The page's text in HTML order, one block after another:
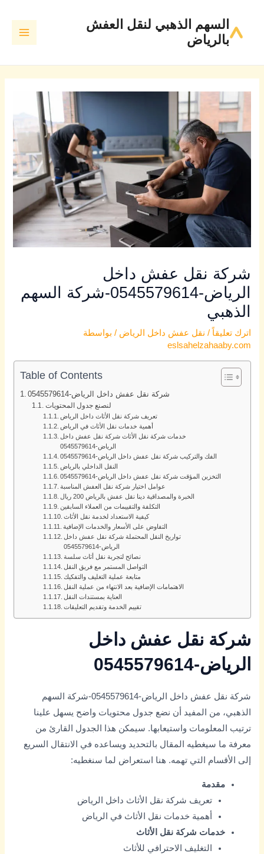
المحتوى
السهم الذهبي لنقل العفش
بالرياض
شركة نقل عفش داخل
الرياض-0545579614-شركة السهم
الذهبي
اترك تعليقاً / نقل عفش داخل الرياض / بواسطة
eslsahelzahaaby.com
Table of Contents
شركة نقل عفش داخل الرياض-0545579614
لنصنع جدول المحتويات
تعريف شركة نقل الأثاث داخل الرياض
أهمية خدمات نقل الأثاث في الرياض
خدمات شركة نقل الأثاث شركة نقل عفش داخل
الرياض-0545579614
الفك والتركيب شركة نقل عفش داخل الرياض-0545579614
النقل الداخلي بالرياض
التخزين المؤقت شركة نقل عفش داخل الرياض-0545579614
عوامل اختيار شركة نقل العفش المناسبة
الخبرة والمصداقية دينا نقل عفش بالرياض 200 ريال
التكلفة والتقييمات من العملاء السابقين
كيفية الاستعداد لخدمة نقل الأثاث
التفاوض على الأسعار والخدمات الإضافية
تواريخ النقل المحتملة شركة نقل عفش داخل
الرياض-0545579614
نصائح لتجربة نقل أثاث سلسة
التواصل المستمر مع فريق النقل
متابعة عملية التغليف والتفكيك
الاهتمامات الإضافية بعد الانتهاء من عملية النقل
العناية بمستندات النقل
تقييم الخدمة وتقديم التعليقات
شركة نقل عفش داخل
الرياض-0545579614
شركة نقل عفش داخل الرياض-0545579614-شركة السهم
الذهبي، من المفيد أن نضع جدول محتويات واضح يسهل علينا
ترتيب المعلومات واستيعابها. سيمكن هذا الجدول القارئ من
معرفة ما سيغطيه المقال بالتحديد ويساعده في الانتقال السريع
إلى الأقسام التي تهمه. هنا استعراض لما سنغطيه:
مقدمة
تعريف شركة نقل الأثاث داخل الرياض
أهمية خدمات نقل الأثاث في الرياض
خدمات شركة نقل الأثاث
التغليف الاحترافي للأثاث